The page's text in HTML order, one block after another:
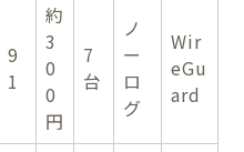
9
1
約
3
0
0
円
7
台
ノ
ー
ロ
グ
Wir
eGu
ard